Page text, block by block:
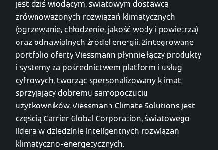
jest dziś wiodącym, światowym dostawcą
zrównoważonych rozwiązań klimatycznych
(ogrzewanie, chłodzenie, jakość wody i powietrza)
oraz odnawialnych źródeł energii. Zintegrowane
portfolio oferty Viessmann płynnie łączy produkty
i systemy za pośrednictwem platform i usług
cyfrowych, tworząc spersonalizowany klimat,
sprzyjający dobremu samopoczuciu
użytkowników. Viessmann Climate Solutions jest
częścią Carrier Global Corporation, światowego
lidera w dziedzinie inteligentnych rozwiązań
klimatyczno-energetycznych.